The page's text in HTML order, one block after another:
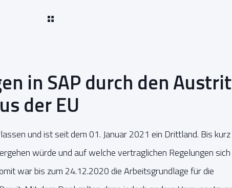
in SAP durch den
der EU
und ist seit dem 01. Januar 2021 ein Drittland. Bis
würde und auf welche vertraglichen Regelungen sich
war bis zum 24.12.2020 die Arbeitsgrundlage für die